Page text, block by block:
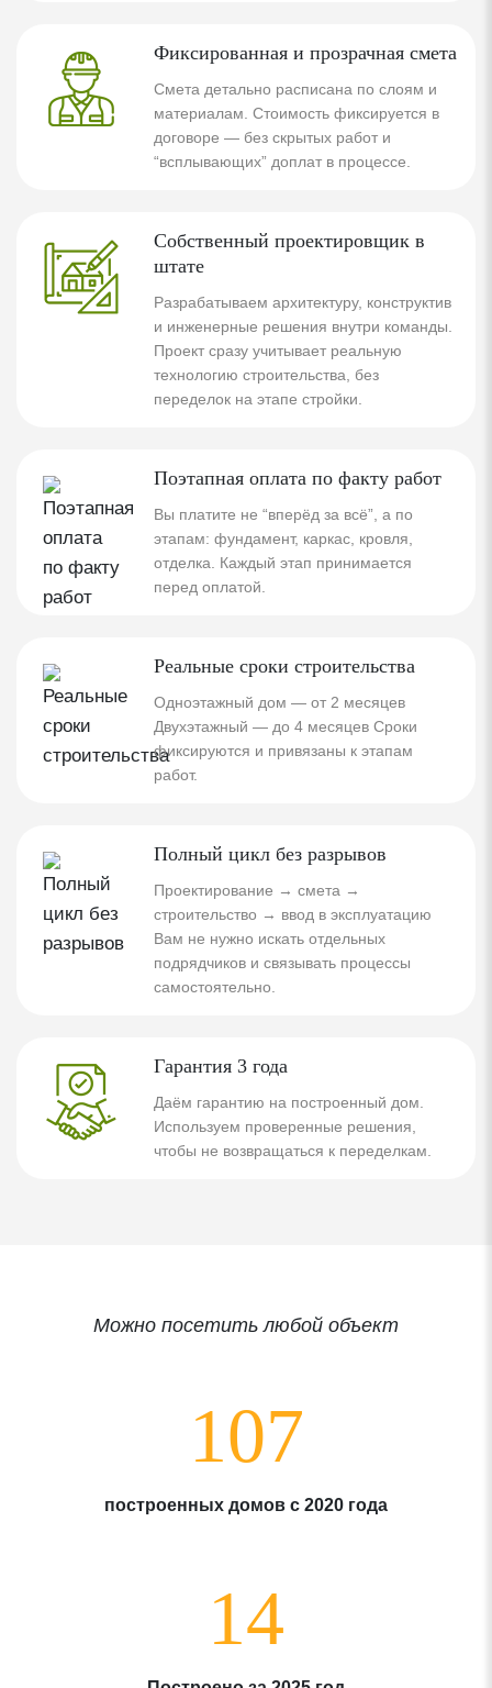
Фиксированная и прозрачная смета
Смета детально расписана по слоям и
материалам. Стоимость фиксируется в
договоре — без скрытых работ и
“всплывающих” доплат в процессе.
Собственный проектировщик в
штате
Разрабатываем архитектуру, конструктив
и инженерные решения внутри команды.
Проект сразу учитывает реальную
технологию строительства, без
переделок на этапе стройки.
Поэтапная оплата по факту работ
Вы платите не “вперёд за всё”, а по
этапам: фундамент, каркас, кровля,
отделка. Каждый этап принимается
перед оплатой.
Реальные сроки строительства
Одноэтажный дом — от 2 месяцев
Двухэтажный — до 4 месяцев Сроки
фиксируются и привязаны к этапам
работ.
Полный цикл без разрывов
Проектирование → смета →
строительство → ввод в эксплуатацию
Вам не нужно искать отдельных
подрядчиков и связывать процессы
самостоятельно.
Гарантия 3 года
Даём гарантию на построенный дом.
Используем проверенные решения,
чтобы не возвращаться к переделкам.
Можно посетить любой объект
107
построенных домов с 2020 года
14